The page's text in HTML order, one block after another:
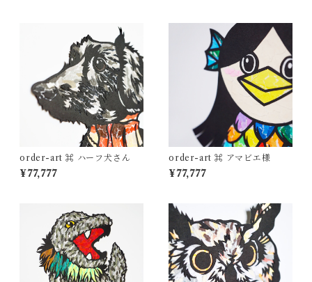
order-art ⌘ ハーフ犬さん
¥77,777
order-art ⌘ アマビエ様
¥77,777